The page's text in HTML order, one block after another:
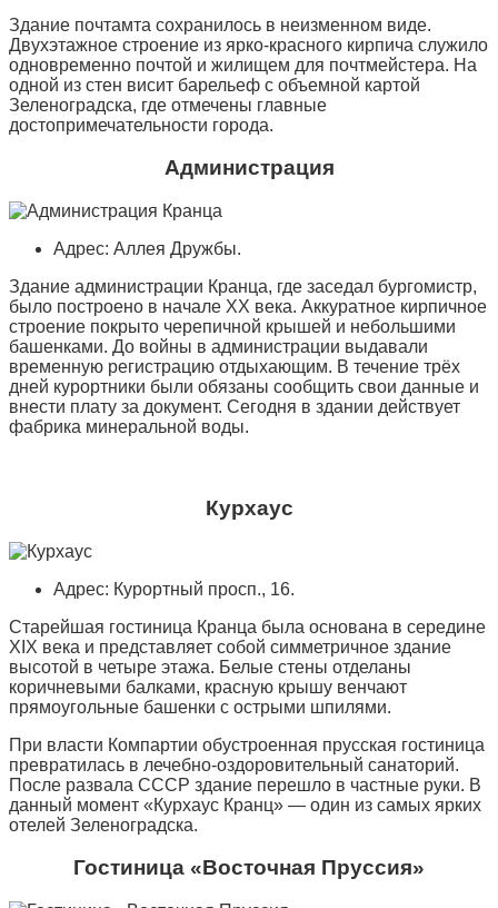
Здание почтамта сохранилось в неизменном виде.
Двухэтажное строение из ярко-красного кирпича служило
одновременно почтой и жилищем для почтмейстера. На
одной из стен висит барельеф с объемной картой
Зеленоградска, где отмечены главные
достопримечательности города.
Администрация
Адрес: Аллея Дружбы.
Здание администрации Кранца, где заседал бургомистр,
было построено в начале XX века. Аккуратное кирпичное
строение покрыто черепичной крышей и небольшими
башенками. До войны в администрации выдавали
временную регистрацию отдыхающим. В течение трёх
дней курортники были обязаны сообщить свои данные и
внести плату за документ. Сегодня в здании действует
фабрика минеральной воды.
Курхаус
Адрес: Курортный просп., 16.
Старейшая гостиница Кранца была основана в середине
XIX века и представляет собой симметричное здание
высотой в четыре этажа. Белые стены отделаны
коричневыми балками, красную крышу венчают
прямоугольные башенки с острыми шпилями.
При власти Компартии обустроенная прусская гостиница
превратилась в лечебно-оздоровительный санаторий.
После развала СССР здание перешло в частные руки. В
данный момент «Курхаус Кранц» — один из самых ярких
отелей Зеленоградска.
Гостиница «Восточная Пруссия»